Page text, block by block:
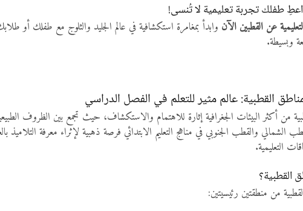
طفلك تجربة تعليمية لا تُنسى!
عن القطبين الآن وابدأ بمغامرة استكشافية في عالم الجليد والثلوج مع طفلك أو
وبسيطة.
القطبية: عالم مثير للتعلم في الفصل الدراسي
من أكثر البيئات الجغرافية إثارة للاهتمام والاستكشاف، حيث تجمع بين الظروف
الشمالي والقطب الجنوبي في مناهج التعليم الابتدائي فرصة ذهبية لإثراء معرفة التلاميذ
التعليمية.
القطبية؟
من منطقتين رئيسيتين: